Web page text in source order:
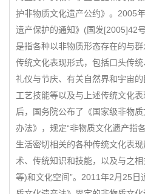
护非物质文化遗产公约》。2005
遗产保护的通知》(国发[2005]42
是指各种以非物质形态存在的与
传统文化表现形式，包括口头传
礼仪与节庆、有关自然界和宇宙
工艺技能等以及与上述传统文化
后，国务院公布了《国家级非物
办法》，规定“非物质文化遗产指
生活密切相关的各种传统文化表
术、传统知识和技能，以及与之
等)和文化空间”。2011年2月25